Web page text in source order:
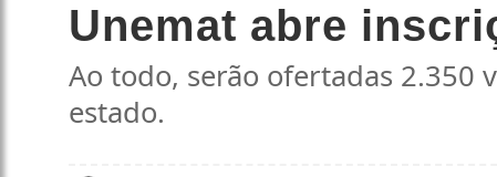
Unemat abre
Ao todo, serão ofertadas 2.350
estado.